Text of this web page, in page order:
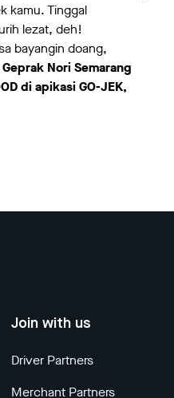
kamu. Tinggal
lezat, deh!
bayangin doang,
NoriSemarang
di apikasi GO-JEK,
Join with us
Driver Partners
Merchant Partners